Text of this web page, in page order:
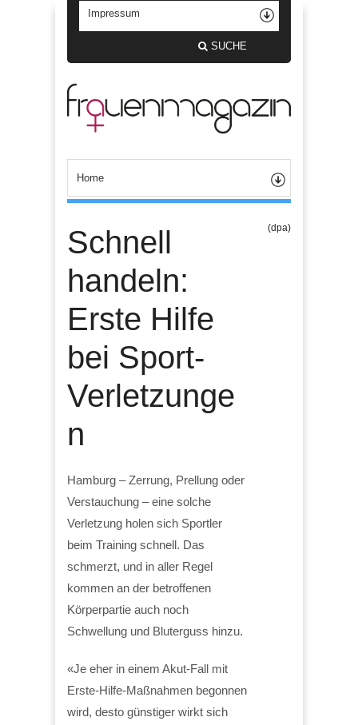
SUCHE
Schnell
handeln:
Erste Hilfe
bei Sport-
Verletzunge
n
(dpa)
Hamburg – Zerrung, Prellung oder
Verstauchung – eine solche
Verletzung holen sich Sportler
beim Training schnell. Das
schmerzt, und in aller Regel
kommen an der betroffenen
Körperpartie auch noch
Schwellung und Bluterguss hinzu.
«Je eher in einem Akut-Fall mit
Erste-Hilfe-Maßnahmen begonnen
wird, desto günstiger wirkt sich